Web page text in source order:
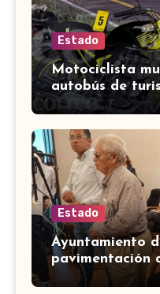
Estado
Motociclista
autobús de
León-San
Estado
Ayuntamiento
pavimentación
Marines